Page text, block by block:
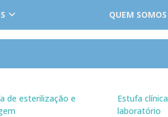
QUEM SOMOS
de esterilização e
Estufa clínica
laboratório